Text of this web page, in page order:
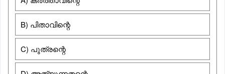
B) പിതാവിന്റെ
C) പുത്രന്റെ